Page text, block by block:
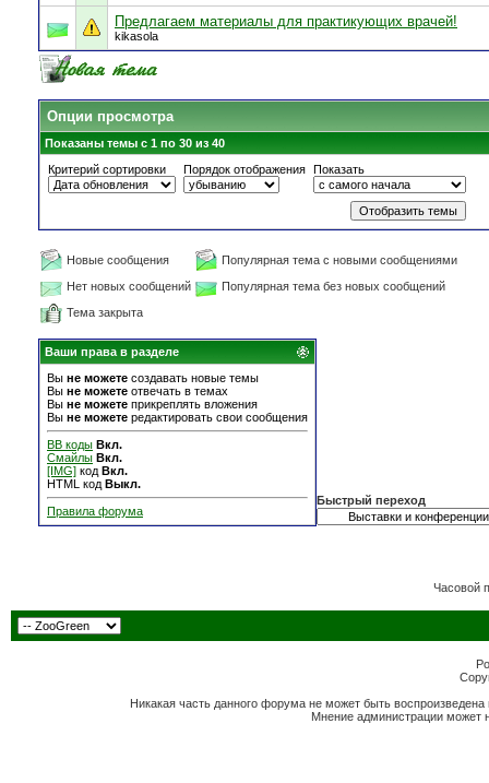
Предлагаем материалы для практикующих врачей!
kikasola
Опции просмотра
Показаны темы с 1 по 30 из 40
Критерий сортировки
Порядок отображения Показать
Новые сообщения
Популярная тема с новыми сообщениями
Нет новых сообщений
Популярная тема без новых сообщений
Тема закрыта
Ваши права в разделе
Вы не можете создавать новые темы
Вы не можете отвечать в темах
Вы не можете прикреплять вложения
Вы не можете редактировать свои сообщения
BB коды Вкл.
Смайлы Вкл.
[IMG] код Вкл.
HTML код Выкл.
Правила форума
Быстрый переход
Часовой
Никакая часть данного форума не может быть
Мнение администрации может